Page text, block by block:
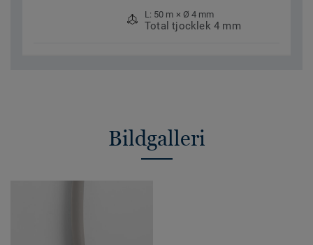
L: 50 m × Ø 4 mm
Total tjocklek 4 mm
Bildgalleri